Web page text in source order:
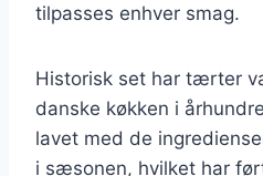
tilpasses enhver smag.
Historisk set har tærter
danske køkken i
lavet med de
i sæsonen, hvilket har